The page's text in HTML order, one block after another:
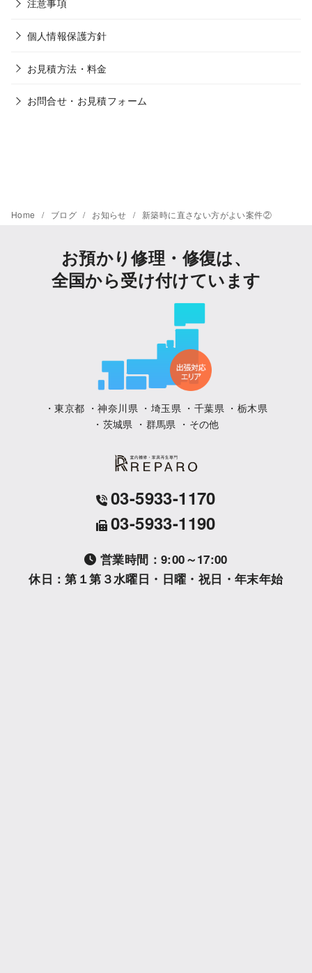
個人情報保護方針
お見積方法・料金
お問合せ・お見積フォーム
Home ブログ お知らせ 新築時に直さない方がよい案件②
お預かり修理・修復は、
全国から受け付けています
・東京都 ・神奈川県 ・埼玉県 ・千葉県 ・栃木県
・茨城県 ・群馬県 ・その他
03-5933-1170
03-5933-1190
営業時間：9:00～17:00
休日：第１第３水曜日・日曜・祝日・年末年始